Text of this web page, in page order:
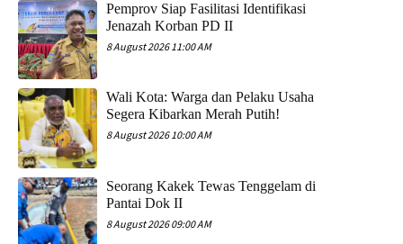
Pemprov Siap Fasilitasi Identifikasi
Jenazah Korban PD II
8 August 2026 11:00 AM
Wali Kota: Warga dan Pelaku Usaha
Segera Kibarkan Merah Putih!
8 August 2026 10:00 AM
Seorang Kakek Tewas Tenggelam di
Pantai Dok II
8 August 2026 09:00 AM